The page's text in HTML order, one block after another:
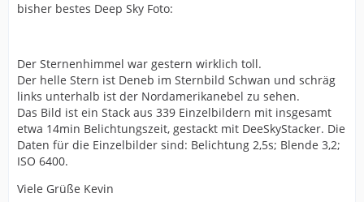
bisher bestes Deep Sky Foto:
Der Sternenhimmel war gestern wirklich toll.
Der helle Stern ist Deneb im Sternbild Schwan und schräg
links unterhalb ist der Nordamerikanebel zu sehen.
Das Bild ist ein Stack aus 339 Einzelbildern mit insgesamt
etwa 14min Belichtungszeit, gestackt mit DeeSkyStacker. Die
Daten für die Einzelbilder sind: Belichtung 2,5s; Blende 3,2;
ISO 6400.
Viele Grüße Kevin